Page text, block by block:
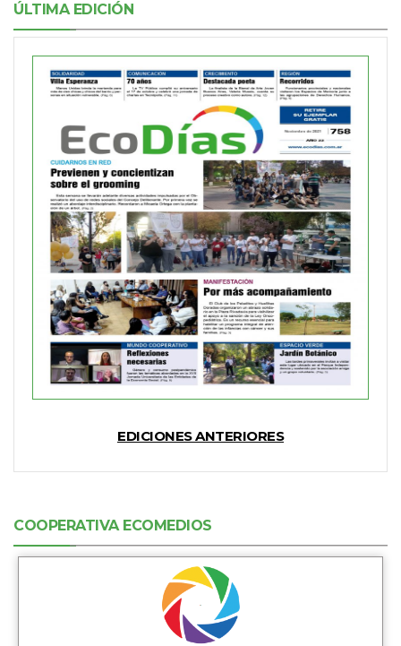
ÚLTIMA EDICIÓN
EDICIONES ANTERIORES
COOPERATIVA ECOMEDIOS